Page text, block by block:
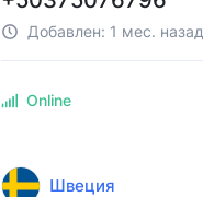
Добавлен: 1 мес. назад
Online
Швеция